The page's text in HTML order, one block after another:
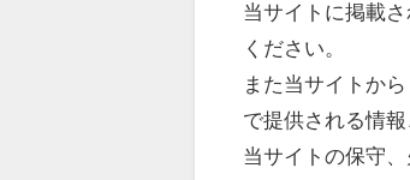
当サイトに掲載
ください。
また当サイトか
で提供される情
当サイトの保守